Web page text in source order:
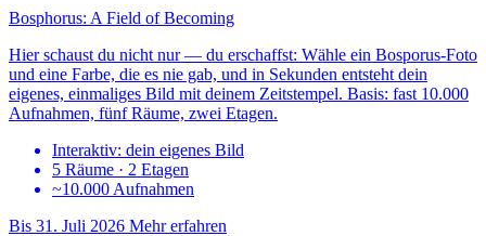
Bosphorus: A Field of Becoming
Hier schaust du nicht nur — du erschaffst: Wähle ein Bosporus-Foto
und eine Farbe, die es nie gab, und in Sekunden entsteht dein
eigenes, einmaliges Bild mit deinem Zeitstempel. Basis: fast 10.000
Aufnahmen, fünf Räume, zwei Etagen.
Interaktiv: dein eigenes Bild
5 Räume · 2 Etagen
~10.000 Aufnahmen
Bis 31. Juli 2026 Mehr erfahren